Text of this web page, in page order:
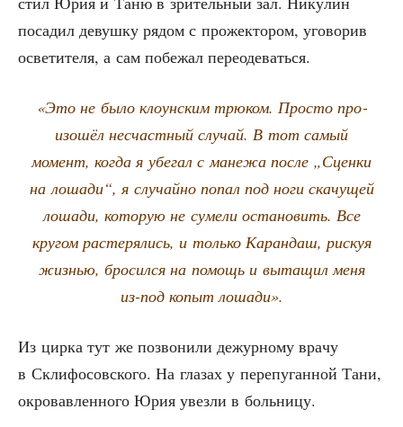
поса­дил девуш­ку рядом с про­жек­то­ром, уго­во­рив
осве­ти­те­ля, а сам побе­жал переодеваться.
«Это не было кло­ун­ским трю­ком. Про­сто про­
изо­шёл несчаст­ный слу­чай. В тот самый
момент, когда я убе­гал с мане­жа после „Сцен­ки
на лоша­ди“, я слу­чай­но попал под ноги ска­чу­щей
лоша­ди, кото­рую не суме­ли оста­но­вить. Все
кру­гом рас­те­ря­лись, и толь­ко Каран­даш, рискуя
жиз­нью, бро­сил­ся на помощь и выта­щил меня
из-под копыт лошади».
Из цир­ка тут же позво­ни­ли дежур­но­му вра­чу
в Скли­фо­сов­ско­го. На гла­зах у пере­пу­ган­ной Тани,
окро­вав­лен­но­го Юрия увез­ли в больницу.